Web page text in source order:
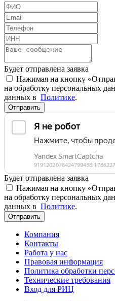
Будет отправлена заявка
Нажимая на кнопку
на обработку персональных
данных в Политике.
Отправить
Будет отправлена заявка
Нажимая на кнопку
на обработку персональных
данных в Политике.
Отправить
Компания
Контакты
Работа у нас
Правовая информация
Политика обработки
Технические требования
Вход для РИЦ